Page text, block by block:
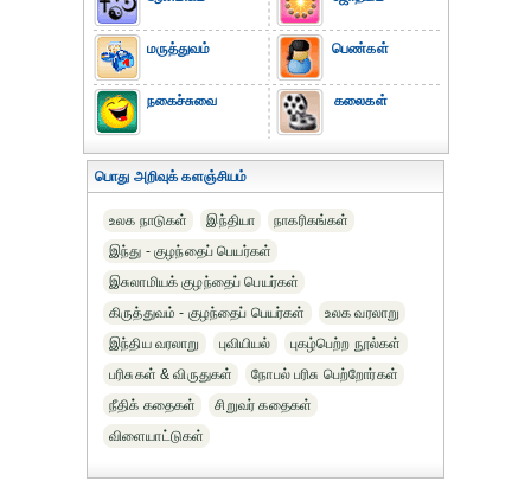
மருத்துவம்
நகைச்சுவை
பெண்கள்
கலைகள்
பொது அறிவுக் களஞ்சியம்
உலக நாடுகள் இந்தியா
நாகரிகங்கள்
இந்து - குழந்தைப் பெயர்கள்
இசுலாமியக் குழந்தைப் பெயர்கள்
கிருத்துவம் - குழந்தைப் பெயர்கள்
உலக வரலாறு
இந்திய வரலாறு
புவியியல்
புகழ்பெற்ற நூல்கள்
பரிசுகள் & விருதுகள்
நோபல் பரிசு‎ பெற்றோர்‎கள்
நீதிக் கதைகள்
சிறுவர் கதைகள்
விளையாட்டுகள்